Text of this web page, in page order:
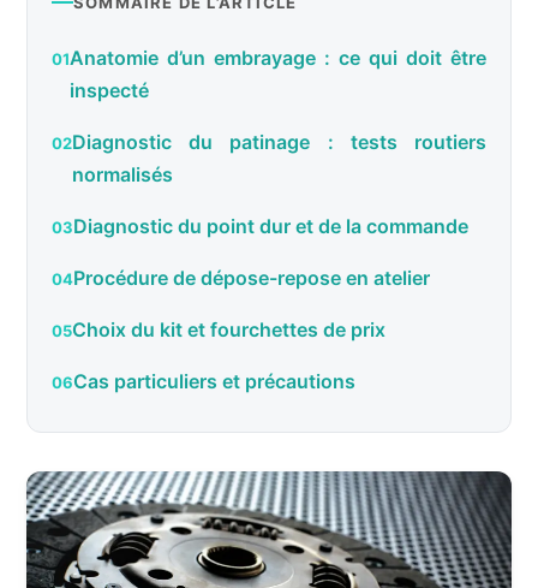
Anatomie d’un embrayage : ce qui doit être
inspecté
Diagnostic du patinage : tests routiers
normalisés
Diagnostic du point dur et de la commande
Procédure de dépose-repose en atelier
Choix du kit et fourchettes de prix
Cas particuliers et précautions